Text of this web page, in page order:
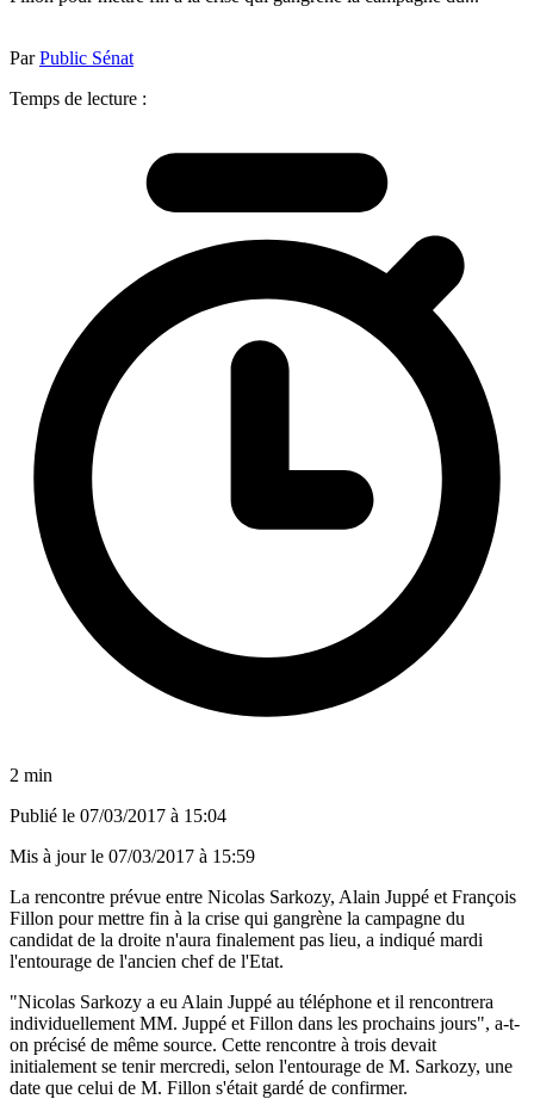
ParPublic Sénat
Temps de lecture :
2 min
Publié le 07/03/2017 à 15:04
Mis à jour le 07/03/2017 à 15:59
La rencontre prévue entre Nicolas Sarkozy, Alain Juppé et François
Fillon pour mettre fin à la crise qui gangrène la campagne du
candidat de la droite n'aura finalement pas lieu, a indiqué mardi
l'entourage de l'ancien chef de l'Etat.
"Nicolas Sarkozy a eu Alain Juppé au téléphone et il rencontrera
individuellement MM. Juppé et Fillon dans les prochains jours", a-t-
on précisé de même source. Cette rencontre à trois devait
initialement se tenir mercredi, selon l'entourage de M. Sarkozy, une
date que celui de M. Fillon s'était gardé de confirmer.